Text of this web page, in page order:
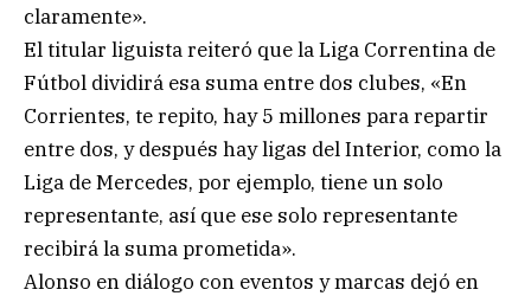
claramente».
El titular liguista reiteró que la Liga Correntina de
Fútbol dividirá esa suma entre dos clubes, «En
Corrientes, te repito, hay 5 millones para repartir
entre dos, y después hay ligas del Interior, como la
Liga de Mercedes, por ejemplo, tiene un solo
representante, así que ese solo representante
recibirá la suma prometida».
Alonso en diálogo con eventos y marcas dejó en